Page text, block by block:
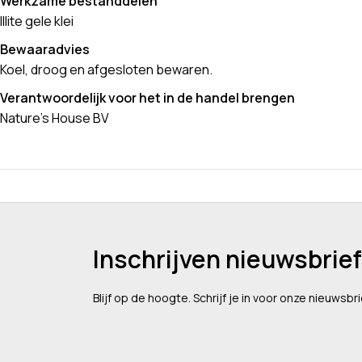
Illite gele klei
Bewaaradvies
Koel, droog en afgesloten bewaren.
Verantwoordelijk voor het in de handel brengen
Nature’s House BV
Inschrijven nieuwsbrief
Blijf op de hoogte. Schrijf je in voor onze